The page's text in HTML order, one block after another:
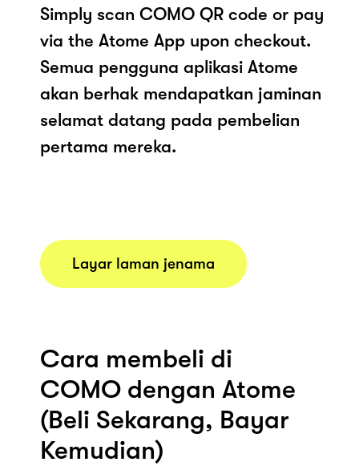
Simply scan COMO QR code or pay
via the Atome App upon checkout.
Semua pengguna aplikasi Atome
akan berhak mendapatkan jaminan
selamat datang pada pembelian
pertama mereka.
Layar laman jenama
Cara membeli di
COMO dengan Atome
(Beli Sekarang, Bayar
Kemudian)